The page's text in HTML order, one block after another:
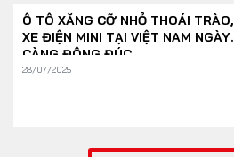
Ô TÔ XĂNG CỠ NHỎ THOÁI TRÀO,
XE ĐIỆN MINI TẠI VIỆT NAM NGÀY
CÀNG ĐÔNG ĐÚC
28/07/2025